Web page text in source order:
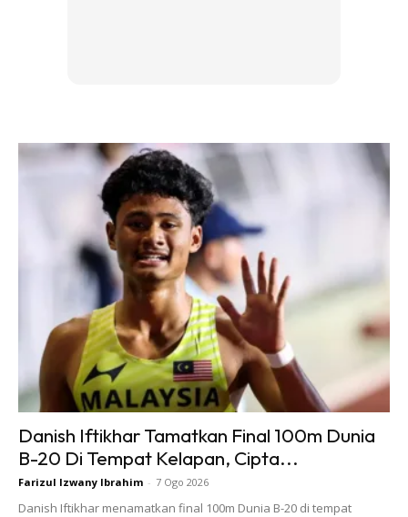
BACA: 4 Tip Senaman Bagaimana Nak ‘Bina’ Otot
Lengan Berketul Bak Superhero, Thor!
Daun Saderi
Danish Iftikhar Tamatkan Final 100m Dunia
B-20 Di Tempat Kelapan, Cipta...
Farizul Izwany Ibrahim - 7 Ogo 2026
Danish Iftikhar menamatkan final 100m Dunia B-20 di tempat